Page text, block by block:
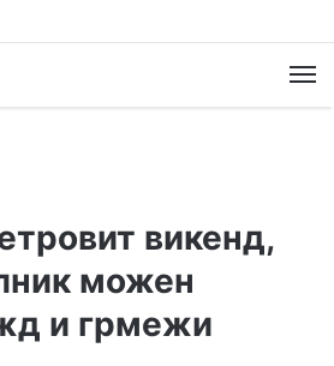
без пивка вода
викенд,
можен
и грмежи